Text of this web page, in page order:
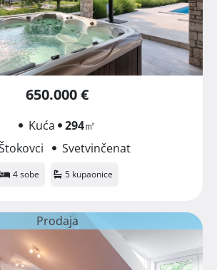
650.000 €
Kuća 294㎡
Svetvinčenat
4 sobe 5 kupaonice
Prodaja